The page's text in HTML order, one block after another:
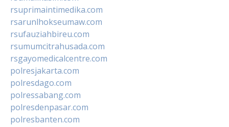
rsuprimaintimedika.com
rsarunlhokseumaw.com
rsufauziahbireu.com
rsumumcitrahusada.com
rsgayomedicalcentre.com
polresjakarta.com
polresdago.com
polressabang.com
polresdenpasar.com
polresbanten.com